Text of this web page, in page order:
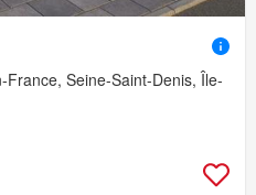
Seine-Saint-Denis, Île-